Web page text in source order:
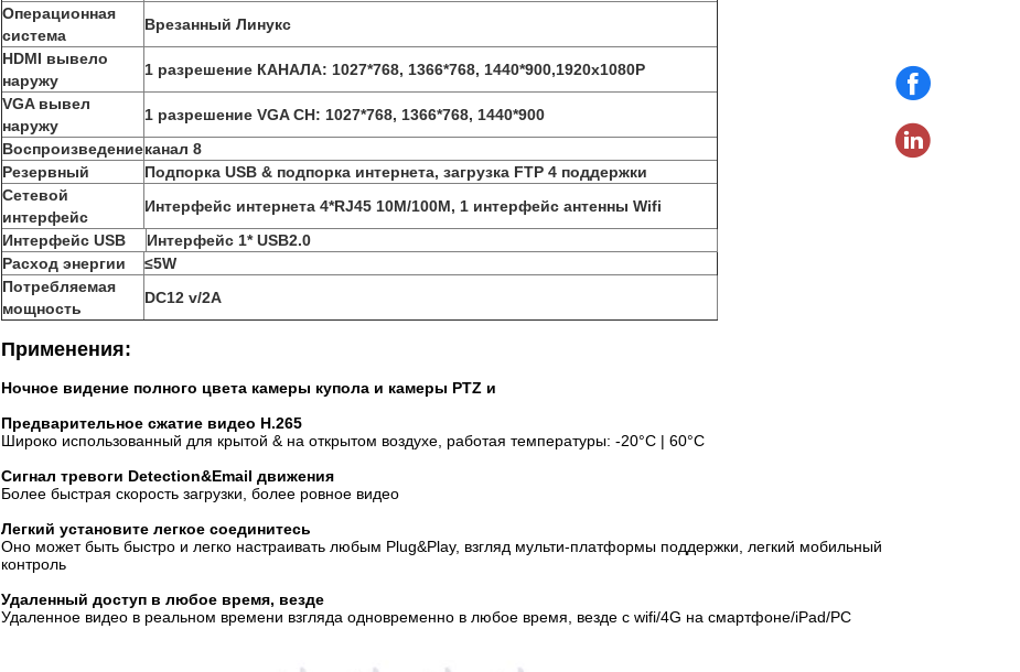
Операционная
система
Врезанный Линукс
HDMI вывело
наружу
1 разрешение КАНАЛА: 1027*768, 1366*768, 1440*900,1920x1080P
VGA вывел
наружу
1 разрешение VGA CH: 1027*768, 1366*768, 1440*900
Воспроизведениеканал 8
Резервный
Подпорка USB & подпорка интернета, загрузка FTP 4 поддержки
Сетевой
интерфейс
Интерфейс интернета 4*RJ45 10M/100M, 1 интерфейс антенны Wifi
Интерфейс USB
Интерфейс 1* USB2.0
Расход энергии
≤5W
Потребляемая
мощность
DC12 v/2A
Применения:
Ночное видение полного цвета камеры купола и камеры PTZ и
Предварительное сжатие видео H.265
Широко использованный для крытой & на открытом воздухе, работая температуры: -20°C | 60°C
Сигнал тревоги Detection&Email движения
Более быстрая скорость загрузки, более ровное видео
Легкий установите легкое соединитесь
Оно может быть быстро и легко настраивать любым Plug&Play, взгляд мульти-платформы поддержки, легкий мобильный
контроль
Удаленный доступ в любое время, везде
Удаленное видео в реальном времени взгляда одновременно в любое время, везде с wifi/4G на смартфоне/iPad/PC